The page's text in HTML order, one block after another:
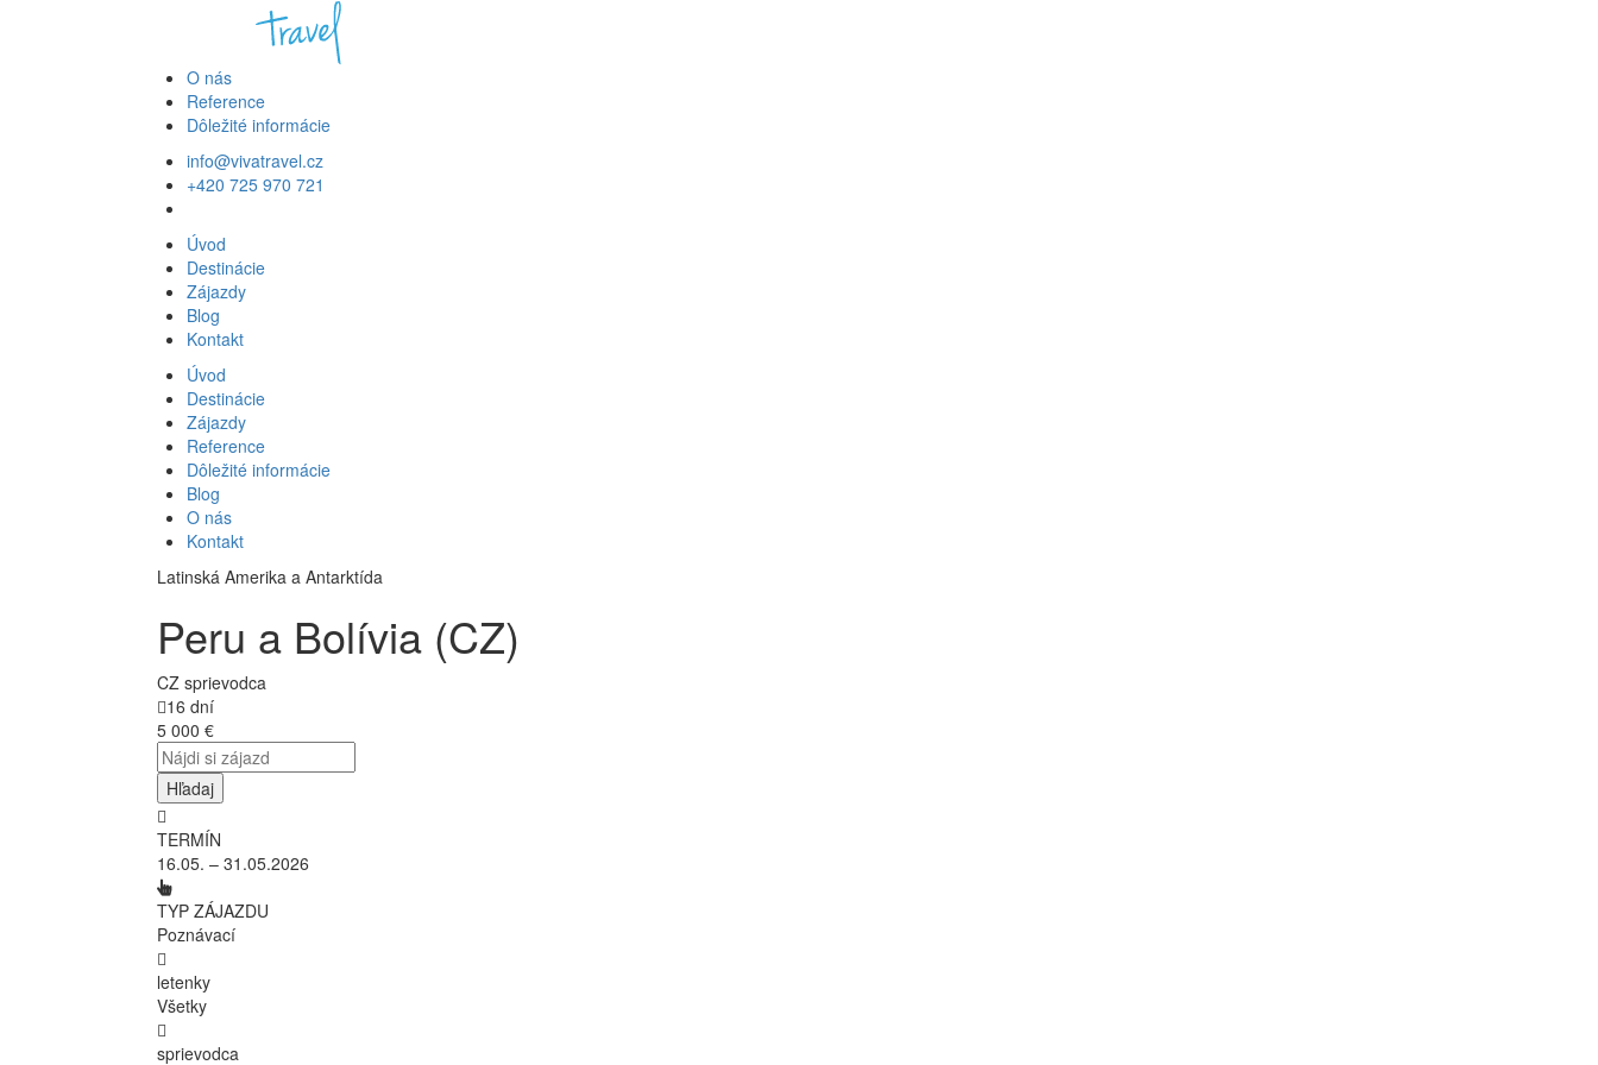
O nás
Reference
Dôležité informácie
info@vivatravel.cz
+420 725 970 721
Úvod
Destinácie
Zájazdy
Blog
Kontakt
Úvod
Destinácie
Zájazdy
Reference
Dôležité informácie
Blog
O nás
Kontakt
Latinská Amerika a Antarktída
Peru a Bolívia (CZ)
CZ sprievodca
16 dní
5 000 €
TERMÍN
16.05. – 31.05.2026
TYP ZÁJAZDU
Poznávací
letenky
Všetky
sprievodca